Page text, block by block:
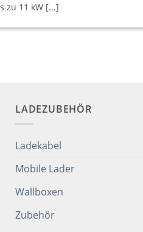
zu 11 kW [...]
LADEZUBEHÖR
Ladekabel
Mobile Lader
Wallboxen
Zubehör